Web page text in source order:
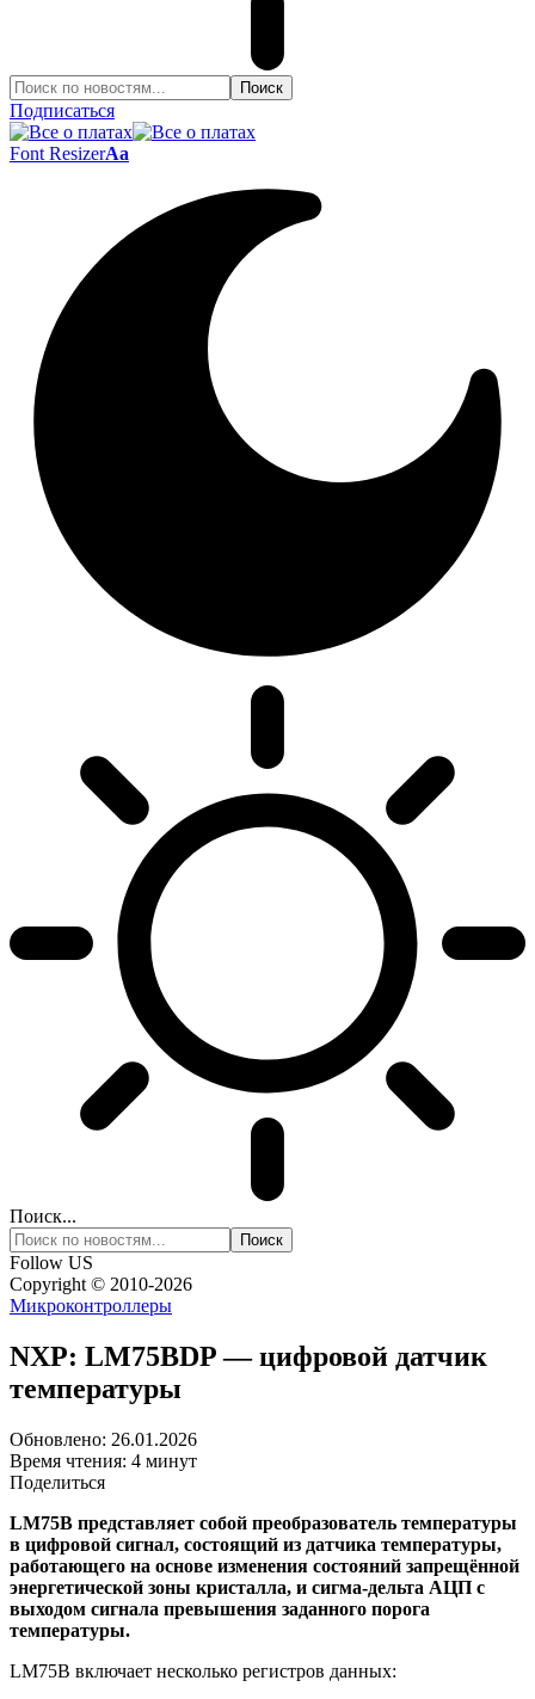
Подписаться
Font ResizerAa
Поиск...
Follow US
Copyright © 2010-2026
Микроконтроллеры
NXP: LM75BDP — цифровой датчик
температуры
Обновлено: 26.01.2026
Время чтения: 4 минут
Поделиться
LM75B представляет собой преобразователь температуры
в цифровой сигнал, состоящий из датчика температуры,
работающего на основе изменения состояний запрещённой
энергетической зоны кристалла, и сигма-дельта АЦП с
выходом сигнала превышения заданного порога
температуры.
LM75B включает несколько регистров данных: